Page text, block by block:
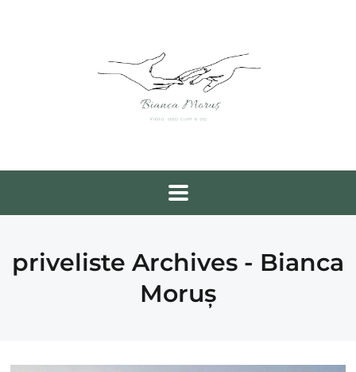
priveliste Archives - Bianca
Moruș